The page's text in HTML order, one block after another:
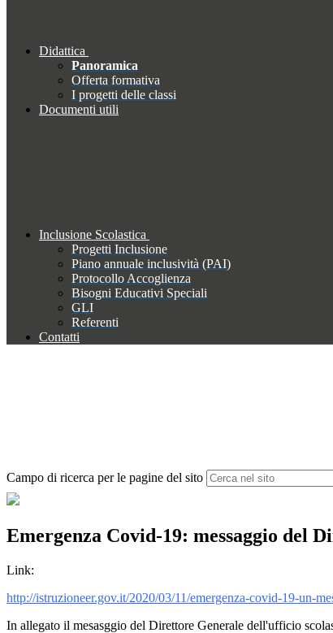
Didattica
Panoramica
Offerta formativa
I progetti delle classi
Documenti utili
Inclusione Scolastica
Progetti Inclusione
Piano annuale inclusività (PAI)
Protocollo Accoglienza
Bisogni Educativi Speciali
GLI
Referenti
Contatti
Campo di ricerca per le pagine del sito
Emergenza Covid-19: messaggio del
Link:
http://istruzioneer.gov.it/2020/03/11/emergenza-covid-19-un-
In allegato il mesasggio del Direttore Generale dell'ufficio